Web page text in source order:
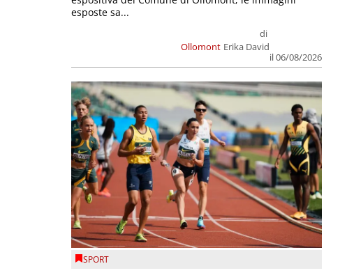
Ollomont
di
Erika David
il 06/08/2026
esposte sa...
SPORT